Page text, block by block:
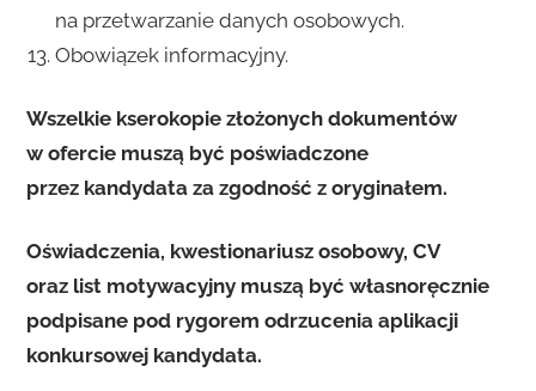
na przetwarzanie danych osobowych.
Obowiązek informacyjny.
Wszelkie kserokopie złożonych dokumentów
w ofercie muszą być poświadczone
przez kandydata za zgodność z oryginałem.
Oświadczenia, kwestionariusz osobowy, CV
oraz list motywacyjny muszą być własnoręcznie
podpisane pod rygorem odrzucenia aplikacji
konkursowej kandydata.